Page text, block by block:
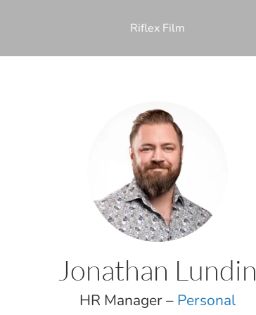
Riflex Film
Jonathan Lundin
HR Manager – Personal